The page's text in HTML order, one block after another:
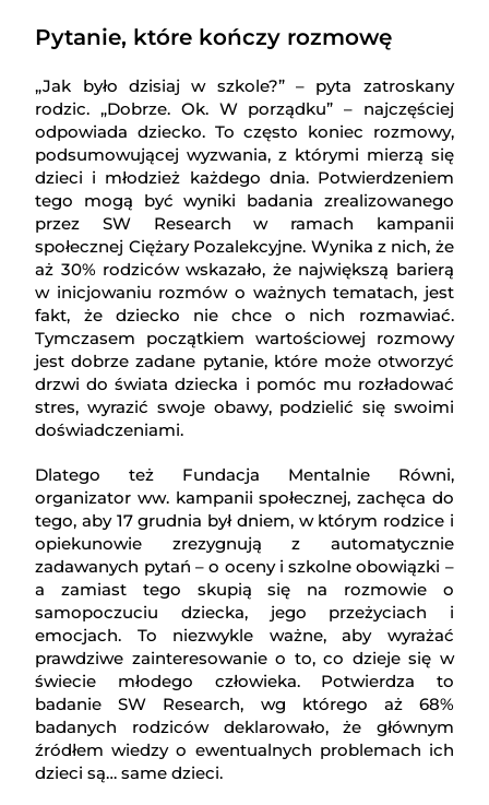
Pytanie, które kończy rozmowę
„Jak było dzisiaj w szkole?” – pyta zatroskany
rodzic. „Dobrze. Ok. W porządku” – najczęściej
odpowiada dziecko. To często koniec rozmowy,
podsumowującej wyzwania, z którymi mierzą się
dzieci i młodzież każdego dnia. Potwierdzeniem
tego mogą być wyniki badania zrealizowanego
przez SW Research w ramach kampanii
społecznej Ciężary Pozalekcyjne. Wynika z nich, że
aż 30% rodziców wskazało, że największą barierą
w inicjowaniu rozmów o ważnych tematach, jest
fakt, że dziecko nie chce o nich rozmawiać.
Tymczasem początkiem wartościowej rozmowy
jest dobrze zadane pytanie, które może otworzyć
drzwi do świata dziecka i pomóc mu rozładować
stres, wyrazić swoje obawy, podzielić się swoimi
doświadczeniami.
Dlatego też Fundacja Mentalnie Równi,
organizator ww. kampanii społecznej, zachęca do
tego, aby 17 grudnia był dniem, w którym rodzice i
opiekunowie zrezygnują z automatycznie
zadawanych pytań – o oceny i szkolne obowiązki –
a zamiast tego skupią się na rozmowie o
samopoczuciu dziecka, jego przeżyciach i
emocjach. To niezwykle ważne, aby wyrażać
prawdziwe zainteresowanie o to, co dzieje się w
świecie młodego człowieka. Potwierdza to
badanie SW Research, wg którego aż 68%
badanych rodziców deklarowało, że głównym
źródłem wiedzy o ewentualnych problemach ich
dzieci są… same dzieci.